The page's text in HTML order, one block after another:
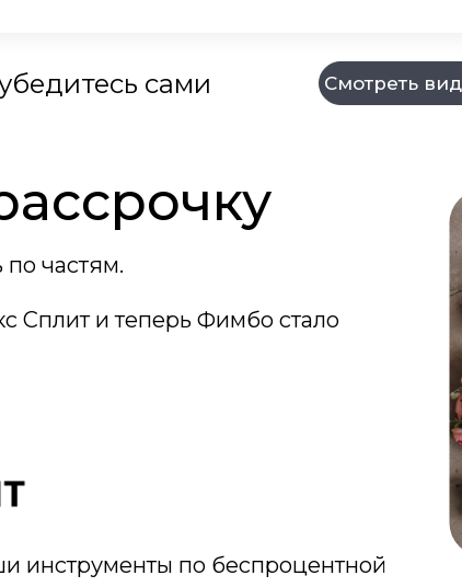
обучение
сами Смотреть
частям.
Сплит и теперь Фимбо стало
инструменты по беспроцентной